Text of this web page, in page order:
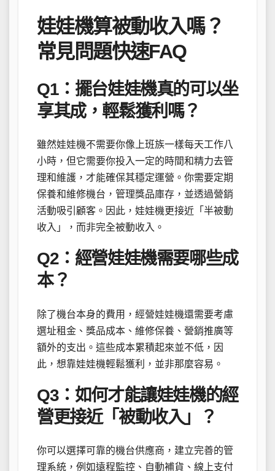
娃娃機算被動收入嗎？
常見問題快速FAQ
Q1：擺台娃娃機真的可以坐
享其成，輕鬆獲利嗎？
雖然娃娃機不需要你像上班族一樣每天工作八
小時，但它需要你投入一定的時間和精力去管
理和維護，才能確保其穩定運營。你需要定期
保養和維修機台，管理獎品庫存，並透過營銷
活動吸引顧客。因此，娃娃機更接近「半被動
收入」，而非完全被動收入。
Q2：經營娃娃機需要哪些成
本？
除了機台本身的費用，經營娃娃機還需要考慮
選址租金、獎品成本、維修保養、營銷推廣等
額外的支出。這些成本累積起來並不低，因
此，想靠娃娃機輕鬆獲利，並非那麼容易。
Q3：如何才能讓娃娃機的經
營更接近「被動收入」？
你可以選擇可靠的機台供應商，建立完善的管
理系統，例如遠程監控、自動補貨、線上支付